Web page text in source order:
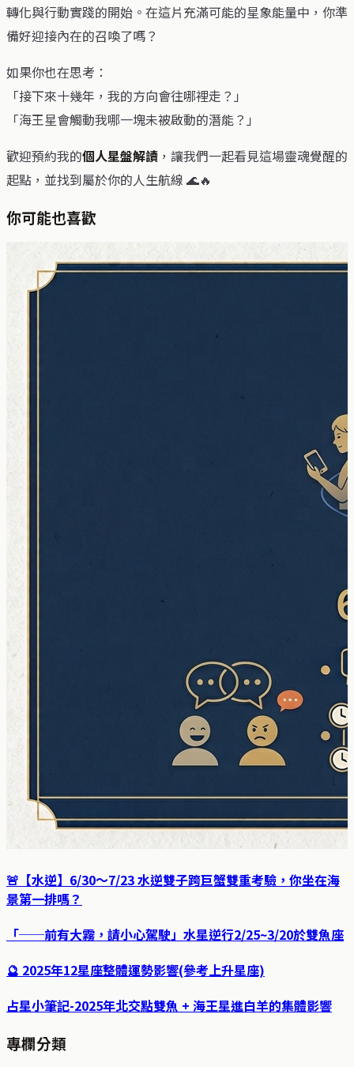
轉化與行動實踐的開始。在這片充滿可能的星象能量中，你準
備好迎接內在的召喚了嗎？
如果你也在思考：
「接下來十幾年，我的方向會往哪裡走？」
「海王星會觸動我哪一塊未被啟動的潛能？」
歡迎預約我的個人星盤解讀 ，讓我們一起看見這場靈魂覺醒的
起點，並找到屬於你的人生航線 🌊🔥
你可能也喜歡
🚨【水逆】6/30～7/23 水逆雙子跨巨蟹雙重考驗，你坐在海
景第一排嗎？
「──前有大霧，請小心駕駛」水星逆行2/25~3/20於雙魚座
🔮 2025年12星座整體運勢影響(參考上升星座)
占星小筆記-2025年北交點雙魚 + 海王星進白羊的集體影響
專欄分類